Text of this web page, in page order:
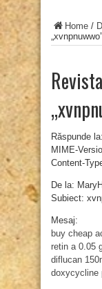
Home /
„xvnpnuwwo”
Răspunde
MIME-
Content-
De la:
Subiect:
Mesaj:
buy cheap
retin a 0.05
diflucan
doxycycline